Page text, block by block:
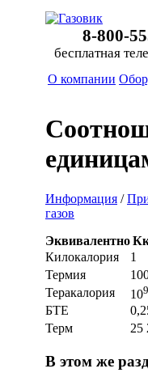
8-800-
бесплатная
О компании
Информация /
газов
Эквивалентно
Килокалория
1
Термия
Теракалория
109
БТЕ
Терм
25
В этом же